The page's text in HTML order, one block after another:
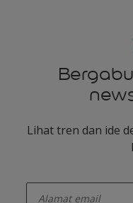
Lihat tren dan ide